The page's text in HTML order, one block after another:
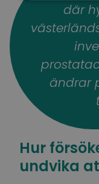
där
ändrar
Hur
undvika